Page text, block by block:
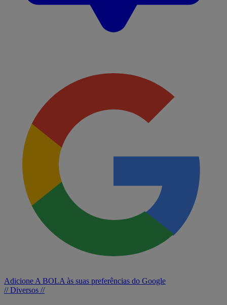
Adicione A BOLA às suas preferências do Google
// Diversos //